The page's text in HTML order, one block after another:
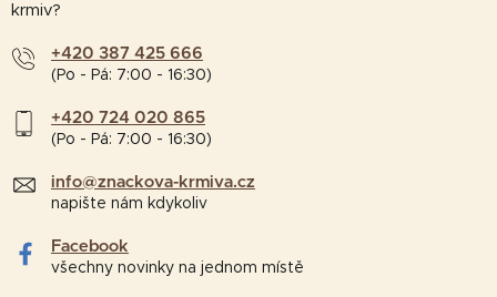
krmiv?
+420 387 425 666
(Po - Pá: 7:00 - 16:30)
+420 724 020 865
(Po - Pá: 7:00 - 16:30)
info@znackova-krmiva.cz
napište nám kdykoliv
Facebook
všechny novinky na jednom místě